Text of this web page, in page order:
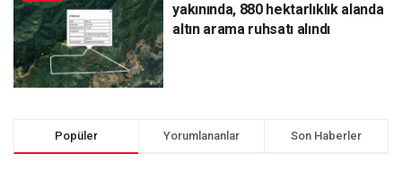
yakınında, 880 hektarlıklık alanda
altın arama ruhsatı alındı
Popüler Yorumlananlar Son Haberler